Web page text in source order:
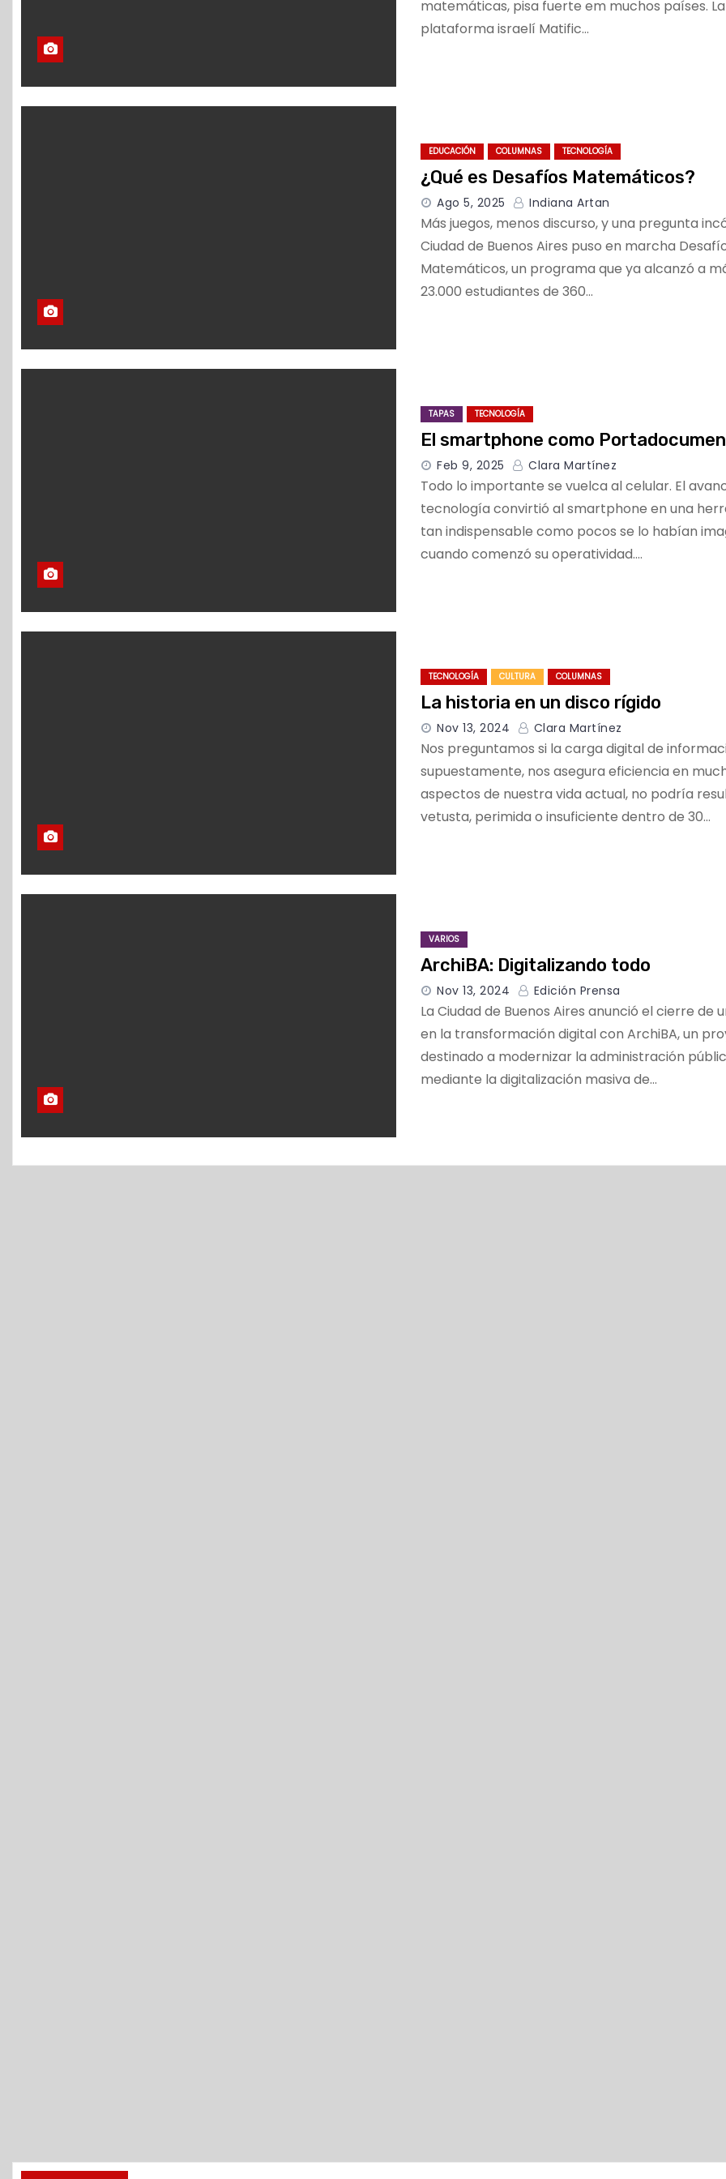
matemáticas, pisa fuerte em muchos países. La
plataforma israelí Matific…
EDUCACIÓN COLUMNAS TECNOLOGÍA
¿Qué es Desafíos Matemáticos?
Ago 5, 2025 Indiana Artan
Más juegos, menos discurso, y una pregunta
Ciudad de Buenos Aires puso en marcha
Matemáticos, un programa que ya alcanzó a
23.000 estudiantes de 360…
TAPAS TECNOLOGÍA
El smartphone como
Feb 9, 2025 Clara Martínez
Todo lo importante se vuelca al celular. El
tecnología convirtió al smartphone en una
tan indispensable como pocos se lo habían
cuando comenzó su operatividad.…
TECNOLOGÍA CULTURA COLUMNAS
La historia en un disco rígido
Nov 13, 2024 Clara Martínez
Nos preguntamos si la carga digital de
supuestamente, nos asegura eficiencia en
aspectos de nuestra vida actual, no podría
vetusta, perimida o insuficiente dentro de 30…
VARIOS
ArchiBA: Digitalizando todo
Nov 13, 2024 Edición Prensa
La Ciudad de Buenos Aires anunció el cierre de
en la transformación digital con ArchiBA, un
destinado a modernizar la administración
mediante la digitalización masiva de…